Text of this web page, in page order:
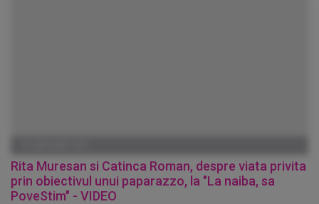
Rita Muresan si Catinca Roman, despre viata privita
prin obiectivul unui paparazzo, la "La naiba, sa
PoveStim" - VIDEO